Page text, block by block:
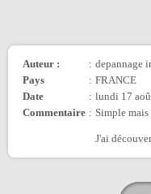
Auteur : : depannage
Pays
: FRANCE
Date
: lundi 17
Commentaire : Simple
J'ai